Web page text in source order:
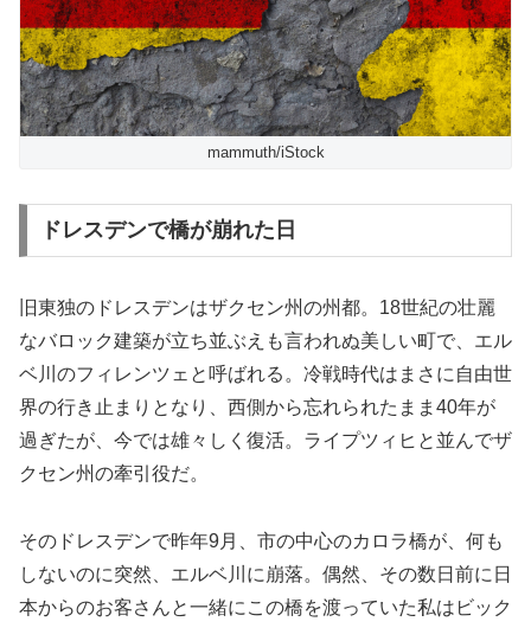
mammuth/iStock
ドレスデンで橋が崩れた日
旧東独のドレスデンはザクセン州の州都。18世紀の壮麗
なバロック建築が立ち並ぶえも言われぬ美しい町で、エル
ベ川のフィレンツェと呼ばれる。冷戦時代はまさに自由世
界の行き止まりとなり、西側から忘れられたまま40年が
過ぎたが、今では雄々しく復活。ライプツィヒと並んでザ
クセン州の牽引役だ。
そのドレスデンで昨年9月、市の中心のカロラ橋が、何も
しないのに突然、エルベ川に崩落。偶然、その数日前に日
本からのお客さんと一緒にこの橋を渡っていた私はビック